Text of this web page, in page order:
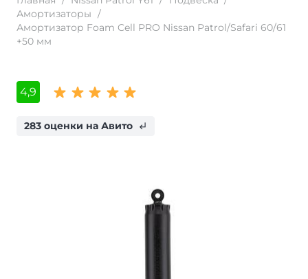
Амортизаторы /
Амортизатор Foam Cell PRO Nissan Patrol/Safari 60/61
+50 мм
4,9
283 оценки на Авито subdirectory_arrow_left